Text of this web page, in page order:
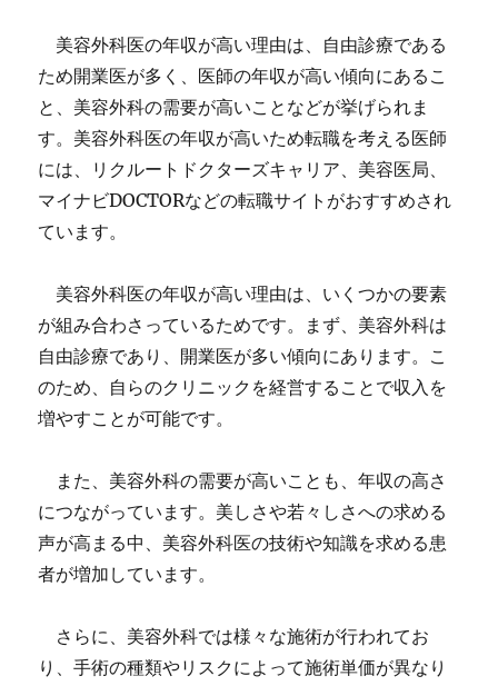
美容外科医の年収が高い理由は、自由診療である
ため開業医が多く、医師の年収が高い傾向にあるこ
と、美容外科の需要が高いことなどが挙げられま
す。美容外科医の年収が高いため転職を考える医師
には、リクルートドクターズキャリア、美容医局、
マイナビDOCTORなどの転職サイトがおすすめされ
ています。
美容外科医の年収が高い理由は、いくつかの要素
が組み合わさっているためです。まず、美容外科は
自由診療であり、開業医が多い傾向にあります。こ
のため、自らのクリニックを経営することで収入を
増やすことが可能です。
また、美容外科の需要が高いことも、年収の高さ
につながっています。美しさや若々しさへの求める
声が高まる中、美容外科医の技術や知識を求める患
者が増加しています。
さらに、美容外科では様々な施術が行われてお
り、手術の種類やリスクによって施術単価が異なり